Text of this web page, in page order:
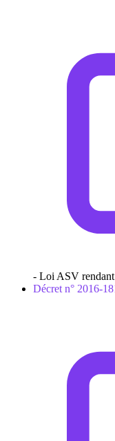
- Loi ASV
Décret n° 2016-